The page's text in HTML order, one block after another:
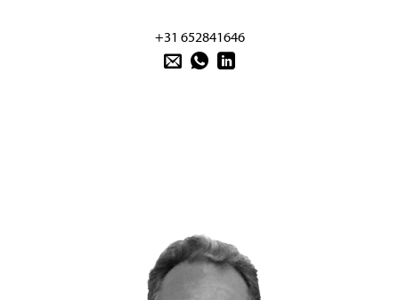
+31 652841646